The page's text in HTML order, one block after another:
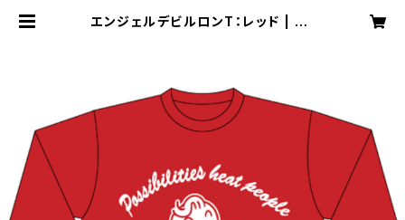
エンジェルデビルロンT：レッド | Sh